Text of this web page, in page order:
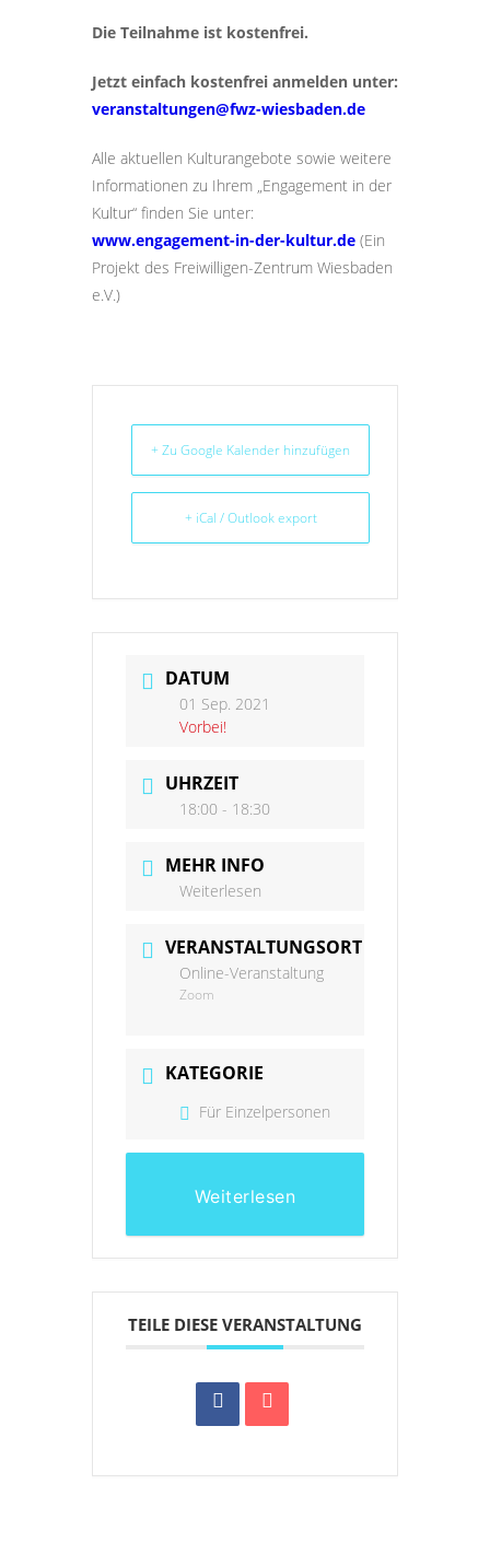
Die Teilnahme ist kostenfrei.
Jetzt einfach kostenfrei anmelden unter:
veranstaltungen@fwz-wiesbaden.de
Alle aktuellen Kulturangebote sowie weitere
Informationen zu Ihrem „Engagement in der
Kultur“ finden Sie unter:
www.engagement-in-der-kultur.de (Ein
Projekt des Freiwilligen-Zentrum Wiesbaden
e.V.)
+ Zu Google Kalender hinzufügen
+ iCal / Outlook export
DATUM
01 Sep. 2021
Vorbei!
UHRZEIT
18:00 - 18:30
MEHR INFO
Weiterlesen
VERANSTALTUNGSORT
Online-Veranstaltung
Zoom
KATEGORIE
Für Einzelpersonen
Weiterlesen
TEILE DIESE VERANSTALTUNG